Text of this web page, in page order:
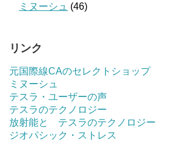
ミヌーシュ (46)
リンク
元国際線CAのセレクトショップ
ミヌーシュ
テスラ・ユーザーの声
テスラのテクノロジー
放射能と テスラのテクノロジー
ジオパシック・ストレス